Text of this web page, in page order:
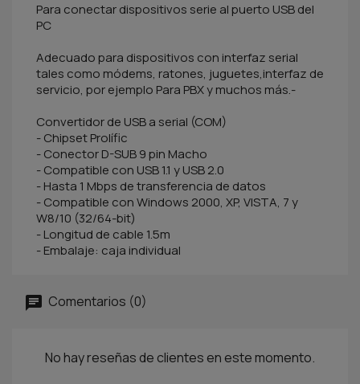
Para conectar dispositivos serie al puerto USB del
PC
Adecuado para dispositivos con interfaz serial
tales como módems, ratones, juguetes,interfaz de
servicio, por ejemplo Para PBX y muchos más.-
Convertidor de USB a serial (COM)
- Chipset Prolífic
- Conector D-SUB 9 pin Macho
- Compatible con USB 1.1 y USB 2.0
- Hasta 1 Mbps de transferencia de datos
- Compatible con Windows 2000, XP, VISTA, 7 y
W8/10 (32/64-bit)
- Longitud de cable 1.5m
- Embalaje: caja individual
Comentarios (0)
No hay reseñas de clientes en este momento.